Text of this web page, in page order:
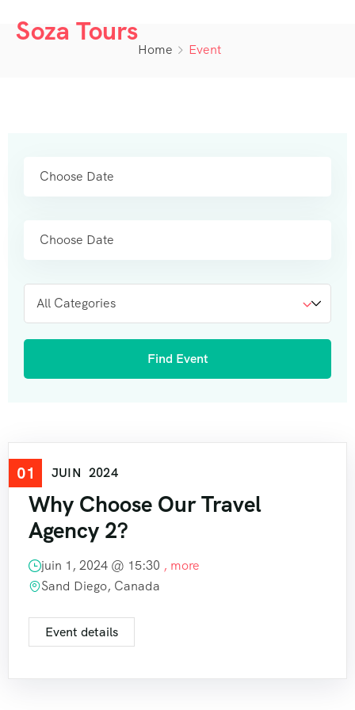
Soza Tours
Home Event
01 JUIN 2024
Travel
Why Choose Our Travel
Agency 2?
juin 1, 2024 @ 15:30 , more
Sand Diego, Canada
Event details